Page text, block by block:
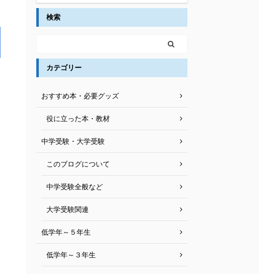
検索
カテゴリー
おすすめ本・必要グッズ
役に立った本・教材
中学受験・大学受験
このブログについて
中学受験全般など
大学受験関連
低学年～５年生
低学年～３年生